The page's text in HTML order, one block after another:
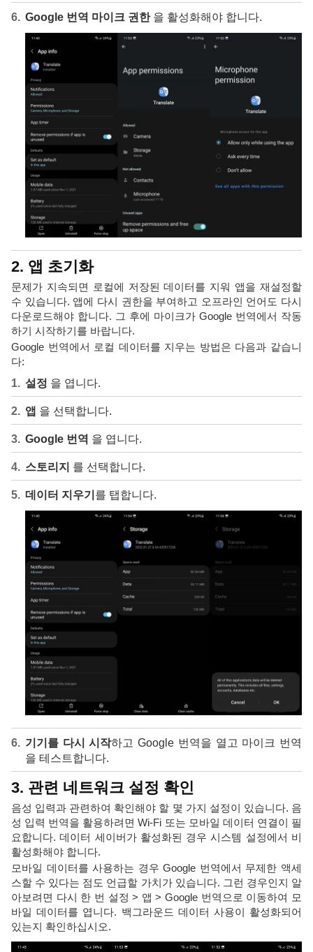
Google 번역 마이크 권한을 활성화해야 합니다.
2. 앱 초기화
문제가 지속되면 로컬에 저장된 데이터를 지워 앱을 재설정할
수 있습니다. 앱에 다시 권한을 부여하고 오프라인 언어도 다시
다운로드해야 합니다. 그 후에 마이크가 Google 번역에서 작동
하기 시작하기를 바랍니다.
Google 번역에서 로컬 데이터를 지우는 방법은 다음과 같습니
다:
설정 을 엽니다.
앱 을 선택합니다.
Google 번역 을 엽니다.
스토리지 를 선택합니다.
데이터 지우기 를 탭합니다.
기기를 다시 시작하고 Google 번역을 열고 마이크 번역
을 테스트합니다.
3. 관련 네트워크 설정 확인
음성 입력과 관련하여 확인해야 할 몇 가지 설정이 있습니다. 음
성 입력 번역을 활용하려면 Wi-Fi 또는 모바일 데이터 연결이 필
요합니다. 데이터 세이버가 활성화된 경우 시스템 설정에서 비
활성화해야 합니다.
모바일 데이터를 사용하는 경우 Google 번역에서 무제한 액세
스할 수 있다는 점도 언급할 가치가 있습니다. 그런 경우인지 알
아보려면 다시 한 번 설정 > 앱 > Google 번역으로 이동하여 모
바일 데이터를 엽니다. 백그라운드 데이터 사용이 활성화되어
있는지 확인하십시오.